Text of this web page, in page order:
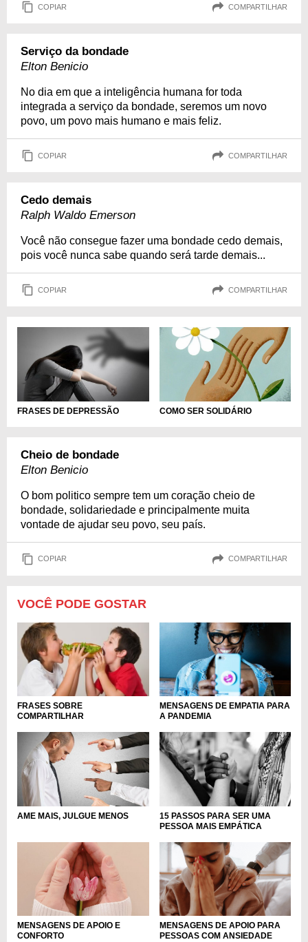
COPIAR COMPARTILHAR
Serviço da bondade
Elton Benicio
No dia em que a inteligência humana for toda
integrada a serviço da bondade, seremos um novo
povo, um povo mais humano e mais feliz.
COPIAR COMPARTILHAR
Cedo demais
Ralph Waldo Emerson
Você não consegue fazer uma bondade cedo demais,
pois você nunca sabe quando será tarde demais...
COPIAR COMPARTILHAR
FRASES DE DEPRESSÃO COMO SER SOLIDÁRIO
Cheio de bondade
Elton Benicio
O bom politico sempre tem um coração cheio de
bondade, solidariedade e principalmente muita
vontade de ajudar seu povo, seu país.
COPIAR COMPARTILHAR
VOCÊ PODE GOSTAR
FRASES SOBRE
COMPARTILHAR
MENSAGENS DE EMPATIA PARA
A PANDEMIA
AME MAIS, JULGUE MENOS
15 PASSOS PARA SER UMA
PESSOA MAIS EMPÁTICA
MENSAGENS DE APOIO E
CONFORTO
MENSAGENS DE APOIO PARA
PESSOAS COM ANSIEDADE